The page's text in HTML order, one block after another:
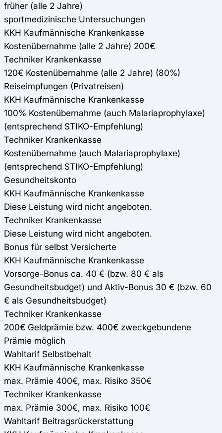
früher (alle 2 Jahre)
sportmedizinische Untersuchungen
KKH Kaufmännische Krankenkasse
Kostenübernahme (alle 2 Jahre) 200€
Techniker Krankenkasse
120€ Kostenübernahme (alle 2 Jahre) (80%)
Reiseimpfungen (Privatreisen)
KKH Kaufmännische Krankenkasse
100% Kostenübernahme (auch Malariaprophylaxe)
(entsprechend STIKO-Empfehlung)
Techniker Krankenkasse
Kostenübernahme (auch Malariaprophylaxe)
(entsprechend STIKO-Empfehlung)
Gesundheitskonto
KKH Kaufmännische Krankenkasse
Diese Leistung wird nicht angeboten.
Techniker Krankenkasse
Diese Leistung wird nicht angeboten.
Bonus für selbst Versicherte
KKH Kaufmännische Krankenkasse
Vorsorge-Bonus ca. 40 € (bzw. 80 € als
Gesundheitsbudget) und Aktiv-Bonus 30 € (bzw. 60
€ als Gesundheitsbudget)
Techniker Krankenkasse
200€ Geldprämie bzw. 400€ zweckgebundene
Prämie möglich
Wahltarif Selbstbehalt
KKH Kaufmännische Krankenkasse
max. Prämie 400€, max. Risiko 350€
Techniker Krankenkasse
max. Prämie 300€, max. Risiko 100€
Wahltarif Beitragsrückerstattung